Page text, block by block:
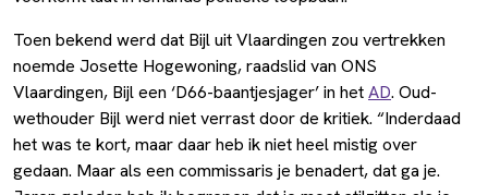
Toen bekend werd dat Bijl uit Vlaardingen zou vertrekken
noemde Josette Hogewoning, raadslid van ONS
Vlaardingen, Bijl een ‘D66-baantjesjager’ in hetAD. Oud-
wethouder Bijl werd niet verrast door de kritiek. “Inderdaad
het was te kort, maar daar heb ik niet heel mistig over
gedaan. Maar als een commissaris je benadert, dat ga je.